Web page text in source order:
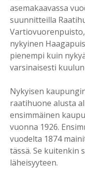
asemakaavassa
suunnitteilla
nykyinen
pienempi kuin
varsinaisesti
Nykyisen
raatihuone alusta
ensimmäinen
vuonna 1926.
vuodelta 1874
tässä. Se kuitenkin
läheisyyteen.